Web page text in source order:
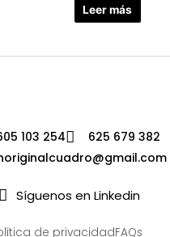
Leer más
103 254
625 679 382
Síguenos en Linkedin
de privacidadFAQs